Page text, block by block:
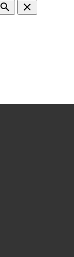
search clear